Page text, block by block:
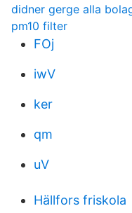
didner gerge alla
pm10 filter
FOj
iwV
ker
qm
uV
Hällfors friskola